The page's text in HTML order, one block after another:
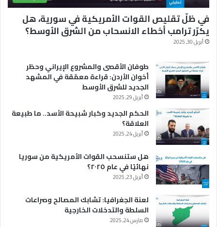
في ظلّ تقليص القوات الأمريكية في سورية، هل
يكرّر ترامب أخطاء الانسحاب من الشرق الأوسط؟
أبريل 30, 2025
طوفان الأقصى والمشروع الإيراني وحظر
أخوان الأردن: قراءة معمّقة في المشهد
الجديد للشرق الأوسط
أبريل 29, 2025
الحكم الجديد وكبار شبيحة الأسد.. ما طبيعة
العلاقة؟
أبريل 24, 2025
هل ستنسحب القوات الأمريكية من سوريا
نهائيًا في عام ٢٠٢٥؟
أبريل 23, 2025
لعنة الجغرافيا: تشابك المصالح وصراعات
السلطة والتدخلات الخارجية
مارس 24, 2025